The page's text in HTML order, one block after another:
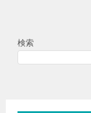
検索